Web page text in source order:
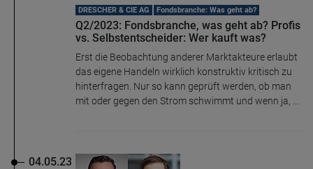
DRESCHER & CIE AG Fondsbranche: Was geht ab?
Q2/2023: Fondsbranche, was geht ab? Profis
vs. Selbstentscheider: Wer kauft was?
Erst die Beobachtung anderer Marktakteure erlaubt
das eigene Handeln wirklich konstruktiv kritisch zu
hinterfragen. Nur so kann geprüft werden, ob man
mit oder gegen den Strom schwimmt und wenn ja, ...
04.05.23